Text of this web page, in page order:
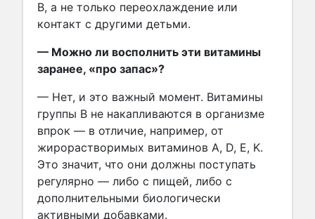
В, а не только переохлаждение или
контакт с другими детьми.
— Можно ли восполнить эти витамины
заранее, «про запас»?
— Нет, и это важный момент. Витамины
группы В не накапливаются в организме
впрок — в отличие, например, от
жирорастворимых витаминов A, D, E, K.
Это значит, что они должны поступать
регулярно — либо с пищей, либо с
дополнительными биологически
активными добавками.